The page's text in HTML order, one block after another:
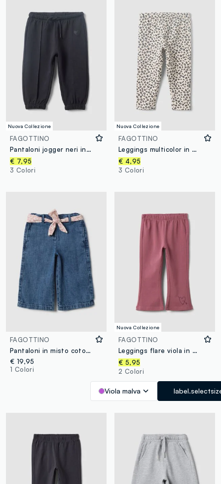
Nuova Collezione
FAGOTTINO
Pantaloni jogger neri in puro cotone con stampa cuore comfort fit per bimba
€ 7,95
3 Colori
Nuova Collezione
FAGOTTINO
Leggings multicolor in misto cotone organico con fantasia animalier per bimba
€ 4,95
3 Colori
FAGOTTINO
Pantaloni in misto cotone blu da bimba wide leg
€ 19,95
1 Colori
Nuova Collezione
FAGOTTINO
Leggings flare viola in misto cotone organico elasticizzato con stampa cuore per bimba
€ 5,95
2 Colori
Viola malva